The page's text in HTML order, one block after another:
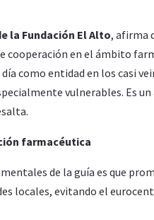
la Fundación El Alto, afirma
en el ámbito
como entidad en los casi
vulnerables. Es
farmacéutica
de la guía es que
locales, evitando el